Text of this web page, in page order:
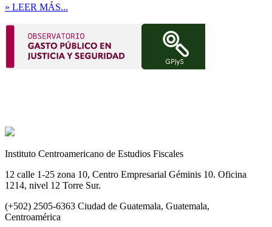
» LEER MÁS...
Instituto Centroamericano de Estudios Fiscales
12 calle 1-25 zona 10, Centro Empresarial Géminis 10. Oficina
1214, nivel 12 Torre Sur.
(+502) 2505-6363 Ciudad de Guatemala, Guatemala,
Centroamérica